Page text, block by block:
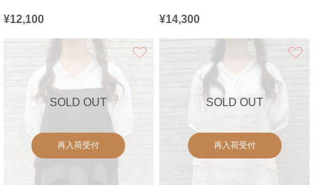
¥12,100 ¥14,300
SOLD OUT
再入荷受付
SOLD OUT
再入荷受付